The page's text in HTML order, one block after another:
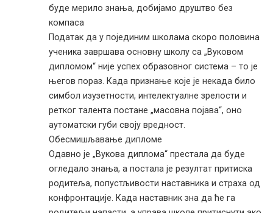
буде мерило знања, добијамо друштво без
компаса
Податак да у појединим школама скоро половина
ученика завршава основну школу са „Вуковом
дипломом“ није успех образовног система – то је
његов пораз. Када признање које је некада било
симбол изузетности, интелектуалне зрелости и
ретког талента постане „масовна појава“, оно
аутоматски губи своју вредност.
Обесмишљавање дипломе
Одавно је „Вукова диплома“ престала да буде
огледало знања, а постала је резултат притиска
родитеља, попустљивости наставника и страха од
конфронтације. Када наставник зна да ће га